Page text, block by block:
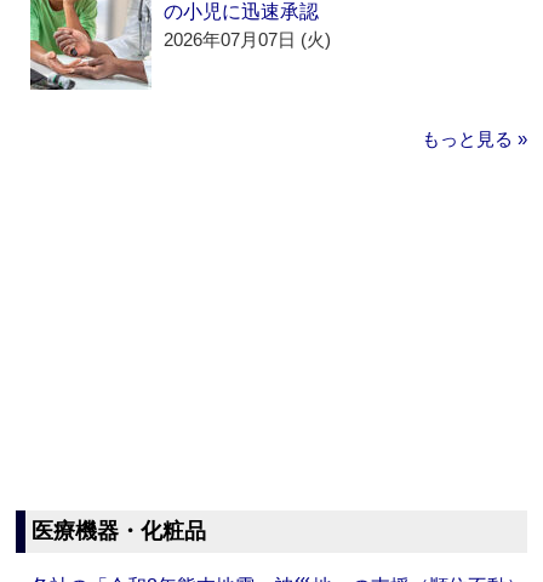
の小児に迅速承認
2026年07月07日 (火)
もっと見る »
医療機器・化粧品